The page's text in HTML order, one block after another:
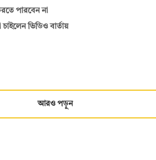
পারবেন না
ভিডিও বার্তায়
আরও পড়ুন